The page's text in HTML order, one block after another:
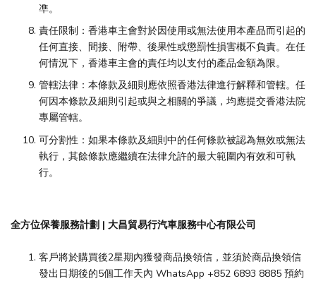
凖。
責任限制：香港車主會對於因使用或無法使用本產品而引起的
任何直接、間接、附帶、後果性或懲罰性損害概不負責。在任
何情況下，香港車主會的責任均以支付的產品金額為限。
管轄法律：本條款及細則應依照香港法律進行解釋和管轄。任
何因本條款及細則引起或與之相關的爭議，均應提交香港法院
專屬管轄。
可分割性：如果本條款及細則中的任何條款被認為無效或無法
執行，其餘條款應繼續在法律允許的最大範圍內有效和可執
行。
全方位保養服務計劃 | 大昌貿易行汽車服務中心有限公司
客戶將於購買後2星期內獲發商品換領信，並須於商品換領信
發出日期後的5個工作天內 WhatsApp +852 6893 8885 預約